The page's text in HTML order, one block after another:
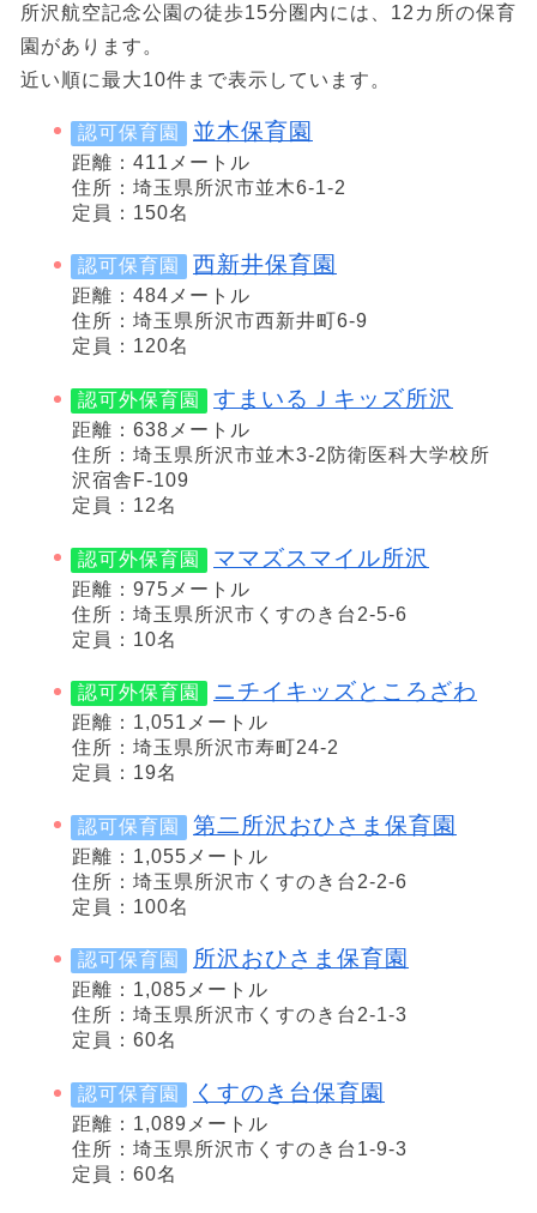
所沢航空記念公園の徒歩15分圏内には、12カ所の保育
園があります。
近い順に最大10件まで表示しています。
認可保育園 並木保育園
距離：411メートル
住所：埼玉県所沢市並木6-1-2
定員：150名
認可保育園 西新井保育園
距離：484メートル
住所：埼玉県所沢市西新井町6-9
定員：120名
認可外保育園 すまいるＪキッズ所沢
距離：638メートル
住所：埼玉県所沢市並木3-2防衛医科大学校所
沢宿舎F-109
定員：12名
認可外保育園 ママズスマイル所沢
距離：975メートル
住所：埼玉県所沢市くすのき台2-5-6
定員：10名
認可外保育園 ニチイキッズところざわ
距離：1,051メートル
住所：埼玉県所沢市寿町24-2
定員：19名
認可保育園 第二所沢おひさま保育園
距離：1,055メートル
住所：埼玉県所沢市くすのき台2-2-6
定員：100名
認可保育園 所沢おひさま保育園
距離：1,085メートル
住所：埼玉県所沢市くすのき台2-1-3
定員：60名
認可保育園 くすのき台保育園
距離：1,089メートル
住所：埼玉県所沢市くすのき台1-9-3
定員：60名